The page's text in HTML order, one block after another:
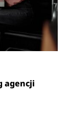
agencji